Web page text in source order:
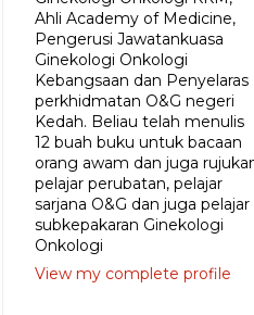
Ahli Academy of Medicine,
Pengerusi Jawatankuasa
Ginekologi Onkologi
Kebangsaan dan Penyelaras
perkhidmatan O&G negeri
Kedah. Beliau telah menulis
12 buah buku untuk bacaan
orang awam dan juga
pelajar perubatan, pelajar
sarjana O&G dan juga pelajar
subkepakaran Ginekologi
Onkologi
View my complete profile